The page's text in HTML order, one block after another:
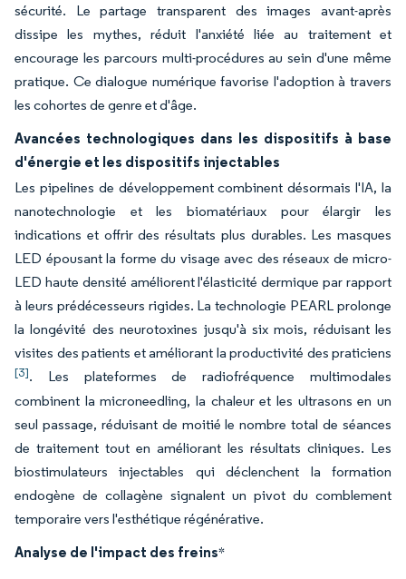
sécurité. Le partage transparent des images avant-après
dissipe les mythes, réduit l'anxiété liée au traitement et
encourage les parcours multi-procédures au sein d'une même
pratique. Ce dialogue numérique favorise l'adoption à travers
les cohortes de genre et d'âge.
Avancées technologiques dans les dispositifs à base
d'énergie et les dispositifs injectables
Les pipelines de développement combinent désormais l'IA, la
nanotechnologie et les biomatériaux pour élargir les
indications et offrir des résultats plus durables. Les masques
LED épousant la forme du visage avec des réseaux de micro-
LED haute densité améliorent l'élasticité dermique par rapport
à leurs prédécesseurs rigides. La technologie PEARL prolonge
la longévité des neurotoxines jusqu'à six mois, réduisant les
visites des patients et améliorant la productivité des praticiens
[3]. Les plateformes de radiofréquence multimodales
combinent la microneedling, la chaleur et les ultrasons en un
seul passage, réduisant de moitié le nombre total de séances
de traitement tout en améliorant les résultats cliniques. Les
biostimulateurs injectables qui déclenchent la formation
endogène de collagène signalent un pivot du comblement
temporaire vers l'esthétique régénérative.
Analyse de l'impact des freins*